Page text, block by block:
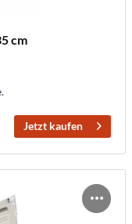
cm
Jetzt kaufen